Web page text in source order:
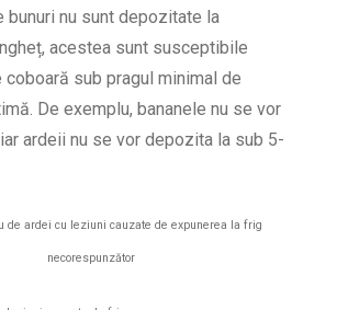
bunuri nu sunt depozitate la
acestea sunt susceptibile
sub pragul minimal de
De exemplu, bananele nu se vor
ardeii nu se vor depozita la sub 5-
de ardei cu leziuni cauzate de expunerea la frig
necorespunzător